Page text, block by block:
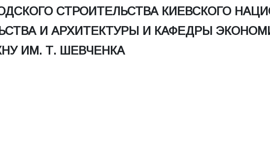
СТРОИТЕЛЬСТВА КИЕВСКОГО
И АРХИТЕКТУРЫ И КАФЕДРЫ
ИМ. Т. ШЕВЧЕНКА